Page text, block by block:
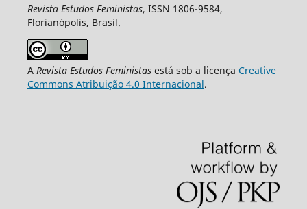
Revista Estudos Feministas, ISSN 1806-9584,
Florianópolis, Brasil.
A Revista Estudos Feministasestá sob a licença Creative
Commons Atribuição 4.0 Internacional.